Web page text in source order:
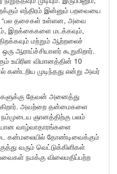
எந்திரம் இன்னும் பறவையை
“பல தசைகள் உள்ளன, அவை
இறக்கைகளை மடக்கவும்,
மற்றும் ஆற்றலைச்
ஆராய்ச்சியாளர் கூறுகிறார்.
உயிரின விமானத்தின் 10
கண்டறிய முடிந்தது என்று அவர்
தேவன் அனைத்து
அவற்றை தன்மைகளை
ஞானத்திற்கு பலம்
வாழ்வாதாரங்களை
கன்மலையில் தோண்டிவைக்கும்
வரும் வெட்டுக்கிளிகள்
நமக்கு விலைமதிப்பற்ற